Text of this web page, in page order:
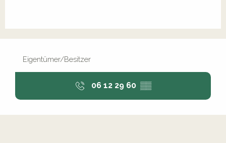
Eigentümer/Besitzer
06 12 29 60 ▒▒